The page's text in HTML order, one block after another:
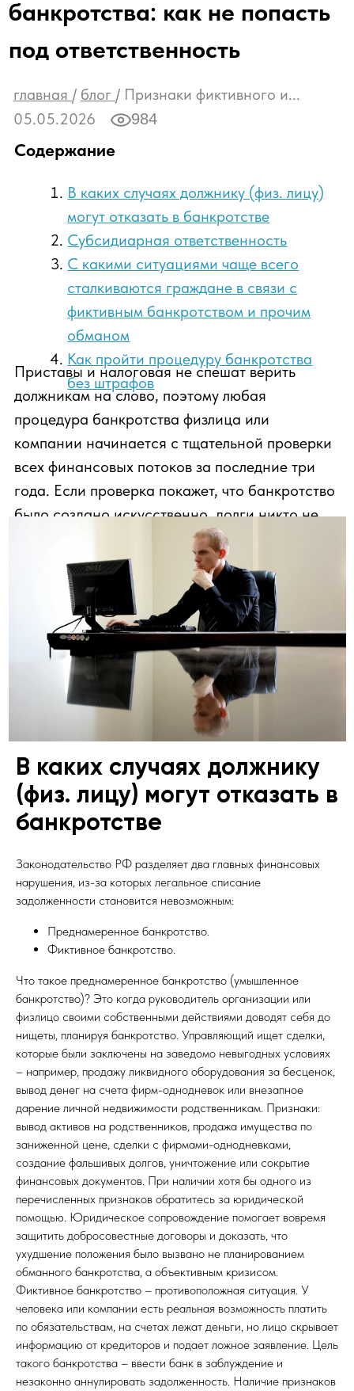
Приставы и налоговая не спешат верить
процедура банкротства физлица или
компании начинается с тщательной проверки
всех финансовых потоков за последние три
было создано искусственно, долги никто не
Арбитражный управляющий в этом процессе
играет роль независимого детектива, который
обязан провести детальный анализ вашей
платежеспособности. Его задача – выявить, не
пытается ли гражданин или руководитель
совершить экономическое преступление.
Именно поэтому крайне важно своевременно
привлекать опытных юристов, которые
проведут предваряющий аудит и оценят риски
обвинения в умышленном банкротстве.
фиктивным банкротством и прочим
обманом
Как пройти процедуру банкротства
без штрафов
В каких случаях должнику
(физ. лицу) могут отказать в
банкротстве
Законодательство РФ разделяет два главных финансовых
нарушения, из-за которых легальное списание
задолженности становится невозможным:
Преднамеренное банкротство.
Фиктивное банкротство.
Что такое преднамеренное банкротство (умышленное
банкротство)? Это когда руководитель организации или
физлицо своими собственными действиями доводят себя до
нищеты, планируя банкротство. Управляющий ищет сделки,
которые были заключены на заведомо невыгодных условиях
– например, продажу ликвидного оборудования за бесценок,
вывод денег на счета фирм-однодневок или внезапное
дарение личной недвижимости родственникам. Признаки:
вывод активов на родственников, продажа имущества по
заниженной цене, сделки с фирмами-однодневками,
создание фальшивых долгов, уничтожение или сокрытие
финансовых документов. При наличии хотя бы одного из
перечисленных признаков обратитесь за юридической
помощью. Юридическое сопровождение помогает вовремя
защитить добросовестные договоры и доказать, что
ухудшение положения было вызвано не планированием
обманного банкротства, а объективным кризисом.
Фиктивное банкротство – противоположная ситуация. У
человека или компании есть реальная возможность платить
по обязательствам, на счетах лежат деньги, но лицо скрывает
информацию от кредиторов и подает ложное заявление. Цель
такого банкротства – ввести банк в заблуждение и
незаконно аннулировать задолженность. Наличие признаков